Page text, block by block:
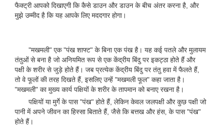
फैक्ट्री आपको दिखाएगी कि कैसे डाउन और डाउन के बीच अंतर करना है, और
मुझे उम्मीद है कि यह आपके लिए मददगार होगा।
"मखमली" एक "पंख शाफ्ट" के बिना एक पंख है। यह कई पतले और मुलायम
तंतुओं से बना है जो अनियमित रूप से एक केंद्रीय बिंदु पर इकट्ठा होते हैं और
पक्षी के शरीर से जुड़े होते हैं। जब प्रत्येक केंद्रीय बिंदु पर तंतु हवा में फैलते हैं,
तो वे फूलों की तरह दिखते हैं, इसलिए उन्हें "मखमली फूल" कहा जाता है।
"मखमली" का मुख्य कार्य पक्षियों के शरीर के तापमान को बनाए रखना है।
पक्षियों या मुर्गे के पास "पंख" होते हैं, लेकिन केवल जलपक्षी और कुछ पक्षी जो
पानी में अपने जीवन का हिस्सा बिताते हैं, जैसे कि बत्तख और हंस, के पास "पंख"
होते हैं।